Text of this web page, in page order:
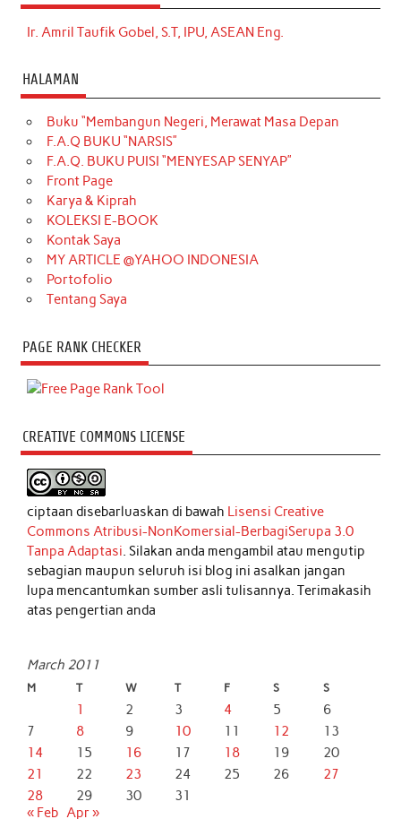
Ir. Amril Taufik Gobel, S.T, IPU, ASEAN Eng.
HALAMAN
Buku “Membangun Negeri, Merawat Masa Depan
F.A.Q BUKU “NARSIS”
F.A.Q. BUKU PUISI “MENYESAP SENYAP”
Front Page
Karya & Kiprah
KOLEKSI E-BOOK
Kontak Saya
MY ARTICLE @YAHOO INDONESIA
Portofolio
Tentang Saya
PAGE RANK CHECKER
CREATIVE COMMONS LICENSE
ciptaan disebarluaskan di bawah Lisensi Creative
Commons Atribusi-NonKomersial-BerbagiSerupa 3.0
Tanpa Adaptasi. Silakan anda mengambil atau mengutip
sebagian maupun seluruh isi blog ini asalkan jangan
lupa mencantumkan sumber asli tulisannya. Terimakasih
atas pengertian anda
March 2011
M T W T F S S
1 2 3 4 5
6
7
8 9 10 11 12
13
14
15 16 17 18 19
20
21
22 23 24 25 26
27
28
29 30
31
« Feb Apr »